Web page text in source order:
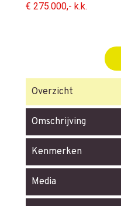
€ 275.000,- k.k.
Overzicht
Omschrijving
Kenmerken
Media